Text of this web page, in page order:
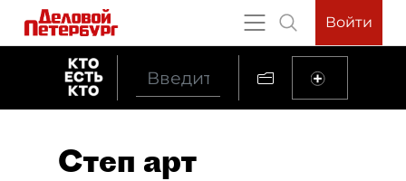
Войти
Степ арт